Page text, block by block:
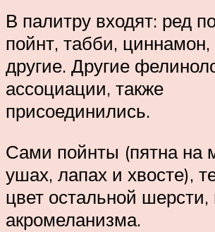
В палитру входят: ред
пойнт, табби,
другие. Другие
ассоциации, также
присоединились.
Сами пойнты (пятна на
ушах, лапах и хвосте),
цвет остальной шерсти,
акромеланизма.